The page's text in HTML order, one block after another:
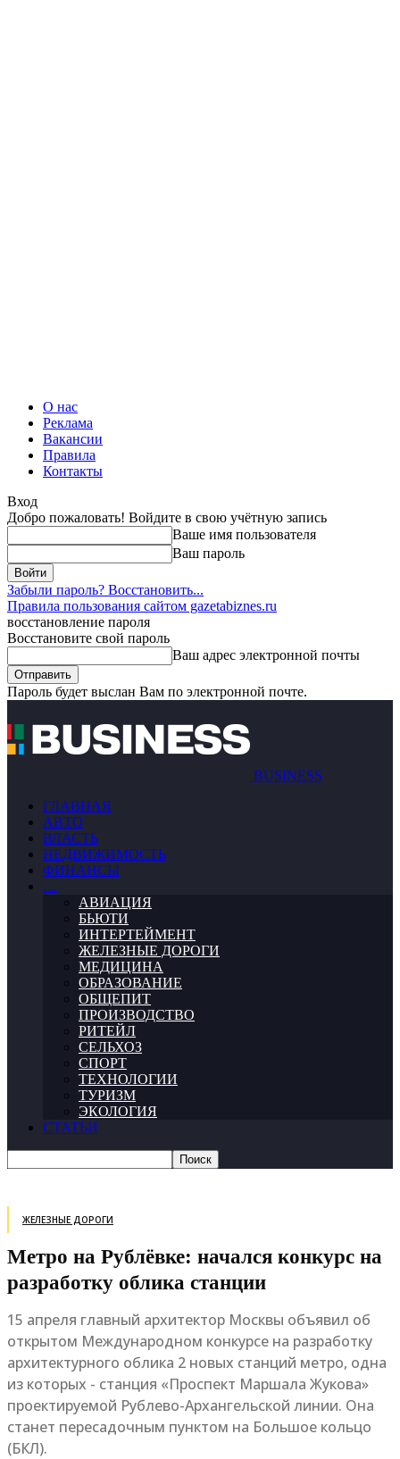
О нас
Реклама
Вакансии
Правила
Контакты
Вход
Добро пожаловать! Войдите в свою учётную запись
Ваше имя пользователя
Ваш пароль
Забыли пароль? Восстановить...
Правила пользования сайтом gazetabiznes.ru
восстановление пароля
Восстановите свой пароль
Ваш адрес электронной почты
Пароль будет выслан Вам по электронной почте.
BUSINESS
ГЛАВНАЯ
АВТО
ВЛАСТЬ
НЕДВИЖИМОСТЬ
ФИНАНСЫ
…
АВИАЦИЯ
БЬЮТИ
ИНТЕРТЕЙМЕНТ
ЖЕЛЕЗНЫЕ ДОРОГИ
МЕДИЦИНА
ОБРАЗОВАНИЕ
ОБЩЕПИТ
ПРОИЗВОДСТВО
РИТЕЙЛ
СЕЛЬХОЗ
СПОРТ
ТЕХНОЛОГИИ
ТУРИЗМ
ЭКОЛОГИЯ
СТАТЬИ
ЖЕЛЕЗНЫЕ ДОРОГИ
Метро на Рублёвке: начался конкурс на
разработку облика станции
15 апреля главный архитектор Москвы объявил об
открытом Международном конкурсе на разработку
архитектурного облика 2 новых станций метро, одна
из которых - станция «Проспект Маршала Жукова»
проектируемой Рублево-Архангельской линии. Она
станет пересадочным пунктом на Большое кольцо
(БКЛ).